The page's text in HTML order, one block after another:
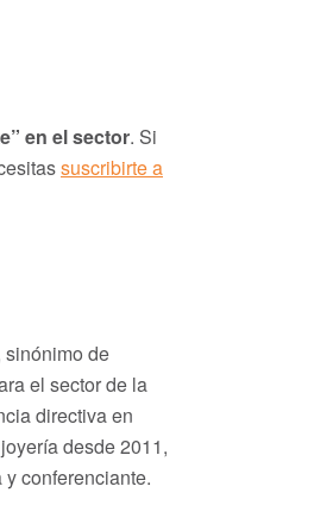
en el sector. Si
suscribirte a
sinónimo de
el sector de la
directiva en
desde 2011,
conferenciante.